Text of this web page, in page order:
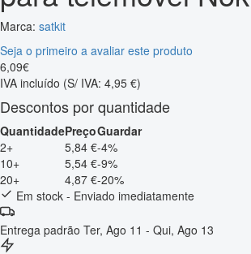
Marca: satkit
Seja o primeiro a avaliar este produto
6,09€
IVA incluído (S/ IVA: 4,95 €)
Descontos por quantidade
QuantidadePreçoGuardar
2+
5,84 €-4%
10+
5,54 €-9%
20+
4,87 €-20%
Em stock - Enviado imediatamente
Entrega padrão Ter, Ago 11 - Qui, Ago 13